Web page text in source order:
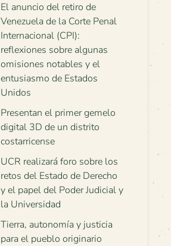
El anuncio del retiro de
Venezuela de la Corte Penal
Internacional (CPI):
reflexiones sobre algunas
omisiones notables y el
entusiasmo de Estados
Unidos
Presentan el primer gemelo
digital 3D de un distrito
costarricense
UCR realizará foro sobre los
retos del Estado de Derecho
y el papel del Poder Judicial y
la Universidad
Tierra, autonomía y justicia
para el pueblo originario